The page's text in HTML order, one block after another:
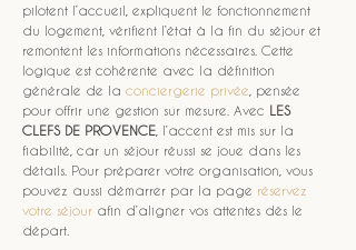
pilotent l’accueil, expliquent le fonctionnement
du logement, vérifient l’état à la fin du séjour et
remontent les informations nécessaires. Cette
logique est cohérente avec la définition
générale de la conciergerie privée , pensée
pour offrir une gestion sur mesure. Avec LES
CLEFS DE PROVENCE , l’accent est mis sur la
fiabilité, car un séjour réussi se joue dans les
détails. Pour préparer votre organisation, vous
pouvez aussi démarrer par la page réservez
votre séjour afin d’aligner vos attentes dès le
départ.